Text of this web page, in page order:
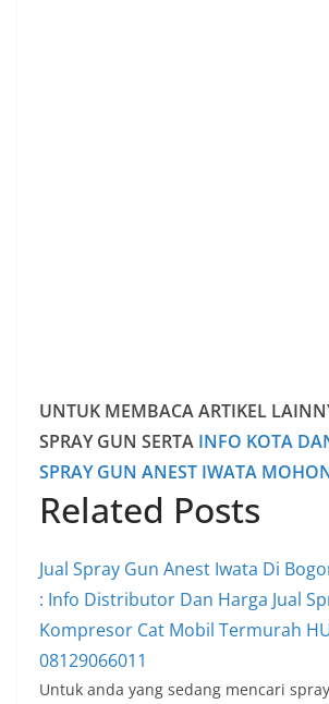
UNTUK MEMBACA ARTIKEL
SPRAY GUN SERTA INFO KOTA
SPRAY GUN ANEST IWATA
Related Posts
Jual Spray Gun Anest Iwata Di
: Info Distributor Dan Harga Jual
Kompresor Cat Mobil Termurah
08129066011
Untuk anda yang sedang mencari